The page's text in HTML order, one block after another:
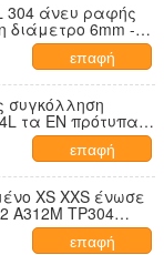
304 άνευ ραφής
διάμετρο 6mm -
επαφή
συγκόλληση
τα EN πρότυπα
επαφή
XS XXS ένωσε
A312M TP304
επαφή